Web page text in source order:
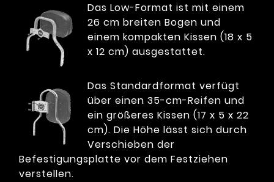
Das Low-Format ist mit einem
26 cm breiten Bogen und
einem kompakten Kissen (18 x 5
x 12 cm) ausgestattet.
Das Standardformat verfügt
über einen 35-cm-Reifen und
ein größeres Kissen (17 x 5 x 22
cm). Die Höhe lässt sich durch
Verschieben der
Befestigungsplatte vor dem Festziehen
verstellen.